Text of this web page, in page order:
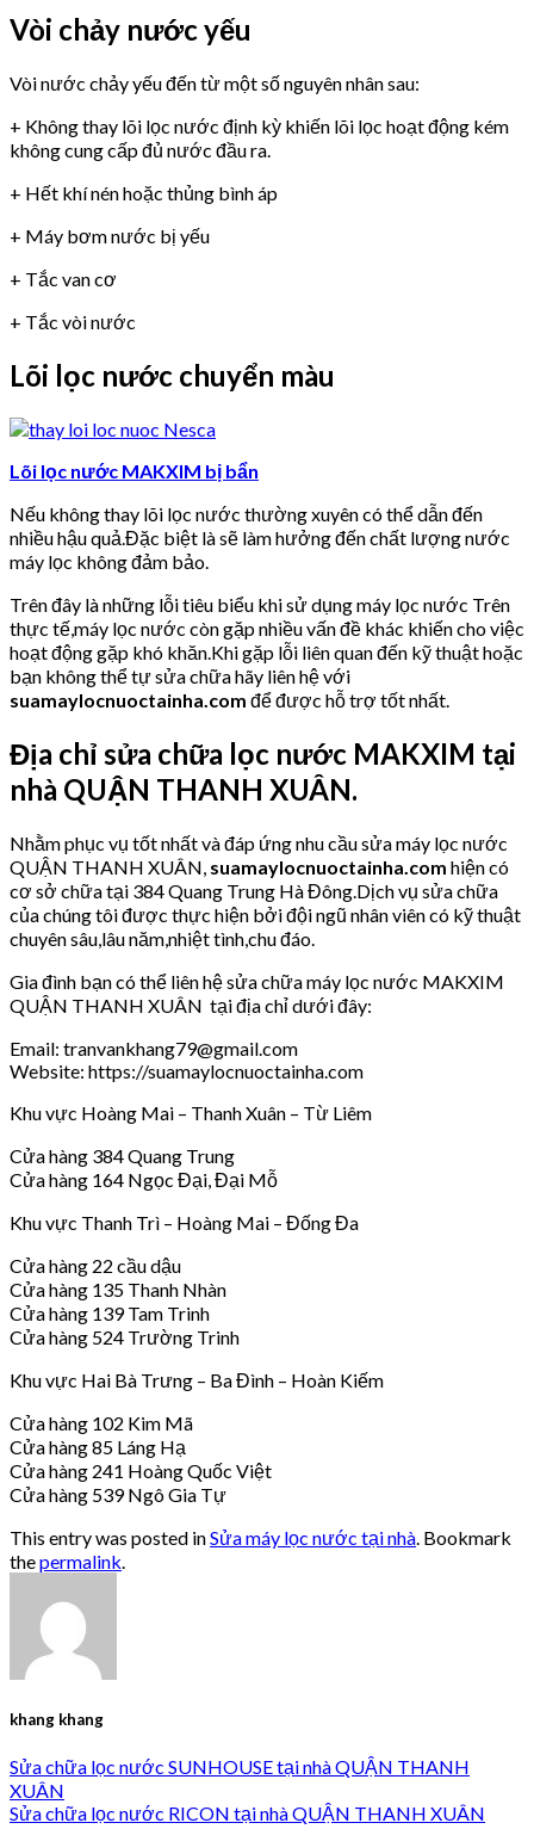
Vòi chảy nước yếu
Vòi nước chảy yếu đến từ một số nguyên nhân sau:
+ Không thay lõi lọc nước định kỳ khiến lõi lọc hoạt động kém
không cung cấp đủ nước đầu ra.
+ Hết khí nén hoặc thủng bình áp
+ Máy bơm nước bị yếu
+ Tắc van cơ
+ Tắc vòi nước
Lõi lọc nước chuyển màu
Lõi lọc nước MAKXIM bị bẩn
Nếu không thay lõi lọc nước thường xuyên có thể dẫn đến
nhiều hậu quả.Đặc biệt là sẽ làm hưởng đến chất lượng nước
máy lọc không đảm bảo.
Trên đây là những lỗi tiêu biểu khi sử dụng máy lọc nước Trên
thực tế,máy lọc nước còn gặp nhiều vấn đề khác khiến cho việc
hoạt động gặp khó khăn.Khi gặp lỗi liên quan đến kỹ thuật hoặc
bạn không thể tự sửa chữa hãy liên hệ với
suamaylocnuoctainha.com để được hỗ trợ tốt nhất.
Địa chỉ sửa chữa lọc nước MAKXIM tại
nhà QUẬN THANH XUÂN.
Nhằm phục vụ tốt nhất và đáp ứng nhu cầu sửa máy lọc nước
QUẬN THANH XUÂN, suamaylocnuoctainha.com hiện có
cơ sở chữa tại 384 Quang Trung Hà Đông.Dịch vụ sửa chữa
của chúng tôi được thực hiện bởi đội ngũ nhân viên có kỹ thuật
chuyên sâu,lâu năm,nhiệt tình,chu đáo.
Gia đình bạn có thể liên hệ sửa chữa máy lọc nước MAKXIM
QUẬN THANH XUÂN tại địa chỉ dưới đây:
Email: tranvankhang79@gmail.com
Website: https://suamaylocnuoctainha.com
Khu vực Hoàng Mai – Thanh Xuân – Từ Liêm
Cửa hàng 384 Quang Trung
Cửa hàng 164 Ngọc Đại, Đại Mỗ
Khu vực Thanh Trì – Hoàng Mai – Đống Đa
Cửa hàng 22 cầu dậu
Cửa hàng 135 Thanh Nhàn
Cửa hàng 139 Tam Trinh
Cửa hàng 524 Trường Trinh
Khu vực Hai Bà Trưng – Ba Đình – Hoàn Kiếm
Cửa hàng 102 Kim Mã
Cửa hàng 85 Láng Hạ
Cửa hàng 241 Hoàng Quốc Việt
Cửa hàng 539 Ngô Gia Tự
This entry was posted inSửa máy lọc nước tại nhà . Bookmark
thepermalink
khang khang
Sửa chữa lọc nước SUNHOUSE tại nhà QUẬN THANH
XUÂN
Sửa chữa lọc nước RICON tại nhà QUẬN THANH XUÂN